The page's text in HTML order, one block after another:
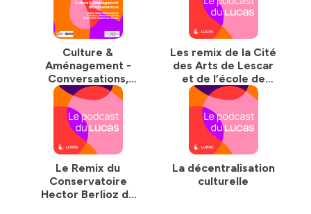
Culture &
Aménagement -
Conversations,
Roubaix
Les remix de la Cité
des Arts de Lescar
et de l’école de
musique et des arts
visuels de Hesdin
Le Remix du
Conservatoire
Hector Berlioz de
La décentralisation
culturelle